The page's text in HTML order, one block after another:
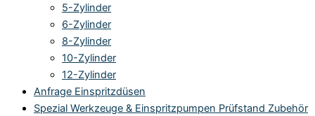
5-Zylinder
6-Zylinder
8-Zylinder
10-Zylinder
12-Zylinder
Anfrage Einspritzdüsen
Spezial Werkzeuge & Einspritzpumpen Prüfstand Zubehör